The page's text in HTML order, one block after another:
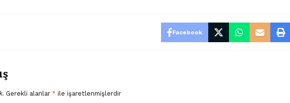
Facebook
Gerekli alanlar * ile işaretlenmişlerdir